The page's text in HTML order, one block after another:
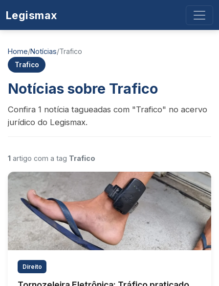
Legismax
Home/Notícias/Trafico
Trafico
Notícias sobre Trafico
Confira 1 notícia tagueadas com "Trafico" no acervo
jurídico do Legismax.
1 artigo com a tag Trafico
Direito